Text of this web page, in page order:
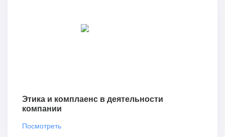
Этика и комплаенс в деятельности
компании
Посмотреть